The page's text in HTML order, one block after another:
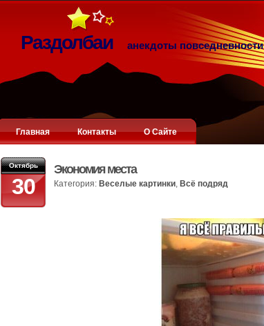
Раздолбаи анекдоты повседневности
Главная Контакты О Сайте
Октябрь
30
Экономия места
Категория: Веселые картинки, Всё подряд